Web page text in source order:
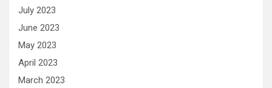
July 2023
June 2023
May 2023
April 2023
March 2023